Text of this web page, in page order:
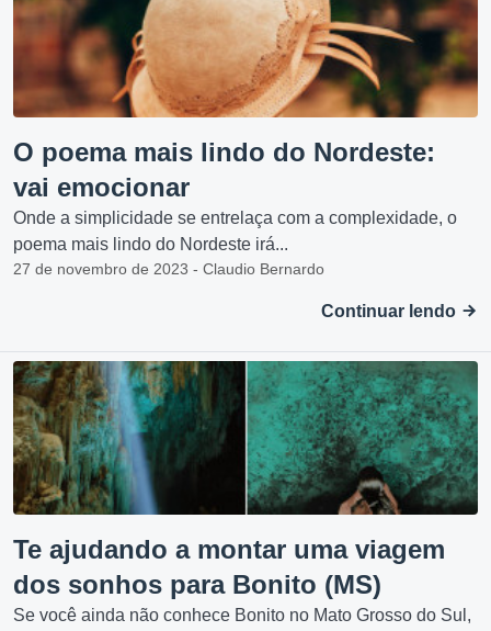
O poema mais lindo do Nordeste:
vai emocionar
Onde a simplicidade se entrelaça com a complexidade, o
poema mais lindo do Nordeste irá...
27 de novembro de 2023 - Claudio Bernardo
Continuar lendo
Te ajudando a montar uma viagem
dos sonhos para Bonito (MS)
Se você ainda não conhece Bonito no Mato Grosso do Sul,